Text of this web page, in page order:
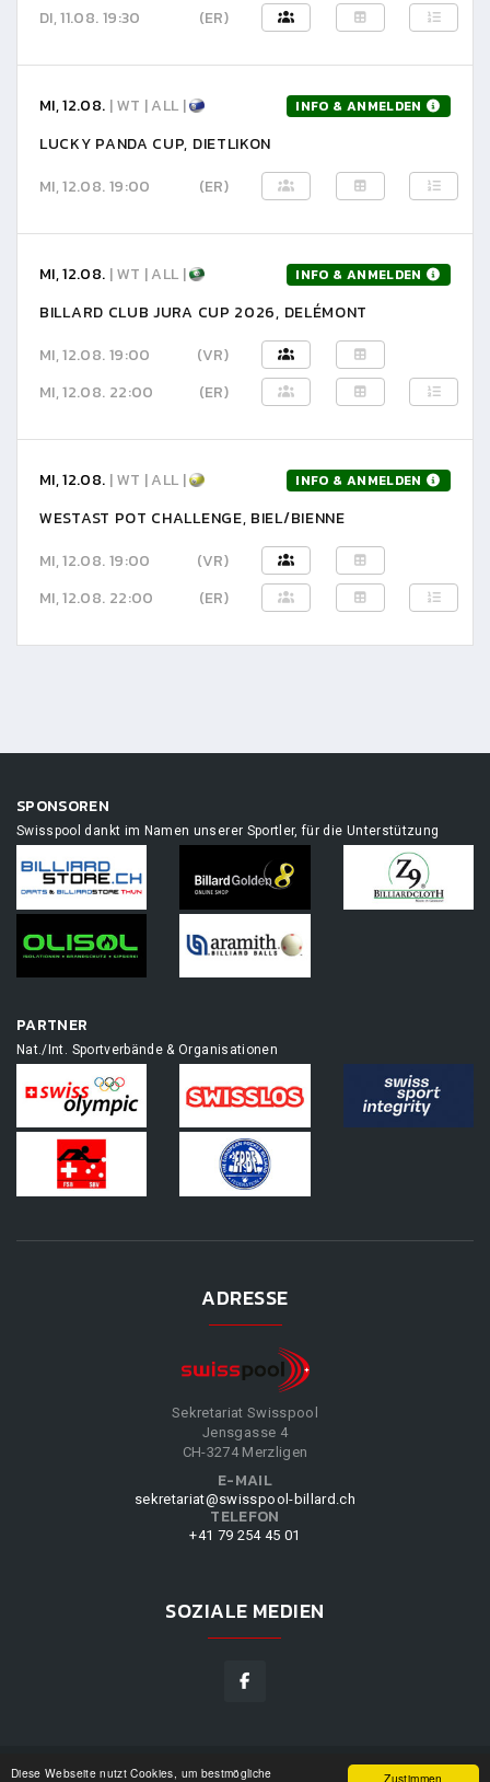
Zustimmen
Diese Webseite nutzt Cookies, um bestmögliche
DI, 11.08. 19:30
(ER)
MI, 12.08. | WT | ALL | INFO & ANMELDEN
LUCKY PANDA CUP, DIETLIKON
MI, 12.08. 19:00
(ER)
MI, 12.08. | WT | ALL | INFO & ANMELDEN
BILLARD CLUB JURA CUP 2026, DELÉMONT
MI, 12.08. 19:00
(VR)
MI, 12.08. 22:00
(ER)
MI, 12.08. | WT | ALL | INFO & ANMELDEN
WESTAST POT CHALLENGE, BIEL/BIENNE
MI, 12.08. 19:00
(VR)
MI, 12.08. 22:00
(ER)
SPONSOREN
Swisspool dankt im Namen unserer Sportler, für die Unterstützung
PARTNER
Nat./Int. Sportverbände & Organisationen
ADRESSE
Sekretariat Swisspool
Jensgasse 4
CH-3274 Merzligen
E-MAIL
sekretariat@swisspool-billard.ch
TELEFON
+41 79 254 45 01
SOZIALE MEDIEN
SWISSPOOL©2026|DESIGN BY UNSERE